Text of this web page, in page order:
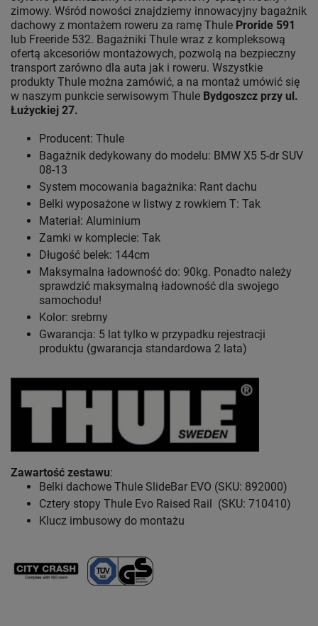
zimowy. Wśród nowości znajdziemy innowacyjny bagażnik
dachowy z montażem roweru za ramę Thule Proride 591
lub Freeride 532. Bagażniki Thule wraz z kompleksową
ofertą akcesoriów montażowych, pozwolą na bezpieczny
transport zarówno dla auta jak i roweru. Wszystkie
produkty Thule można zamówić, a na montaż umówić się
w naszym punkcie serwisowym Thule Bydgoszcz przy ul.
Łużyckiej 27.
Producent: Thule
Bagażnik dedykowany do modelu: BMW X5 5-dr SUV
08-13
System mocowania bagażnika: Rant dachu
Belki wyposażone w listwy z rowkiem T: Tak
Materiał: Aluminium
Zamki w komplecie: Tak
Długość belek: 144cm
Maksymalna ładowność do: 90kg. Ponadto należy
sprawdzić maksymalną ładowność dla swojego
samochodu!
Kolor: srebrny
Gwarancja: 5 lat tylko w przypadku rejestracji
produktu (gwarancja standardowa 2 lata)
Zawartość zestawu:
Belki dachowe Thule SlideBar EVO (SKU: 892000)
Cztery stopy Thule Evo Raised Rail (SKU: 710410)
Klucz imbusowy do montażu